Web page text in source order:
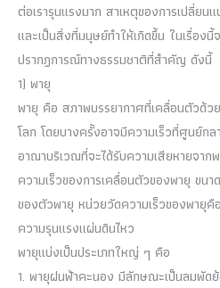
ต่อเรารุนแรงมาก สาเหตุของการเปลี่ยน
และเป็นสิ่งที่มนุษย์ทำให้เกิดขึ้น ในเรื่อง
ปรากฏการณ์ทางธรรมชาติที่สำคัญ ดังนี้
1) พายุ
พายุ คือ สภาพบรรยากาศที่เคลื่อนตัวด้
โลก โดยบางครั้งอาจมีความเร็วที่ศูนย์ก
อาณาบริเวณที่จะได้รับความเสียหายจาก
ความเร็วของการเคลื่อนตัวของพายุ ขน
ของตัวพายุ หน่วยวัดความเร็วของพายุคื
ความรุนแรงแผ่นดินไหว
พายุแบ่งเป็นประเภทใหญ่ ๆ คือ
1. พายุฝนฟ้าคะนอง มีลักษณะเป็นลมพัด